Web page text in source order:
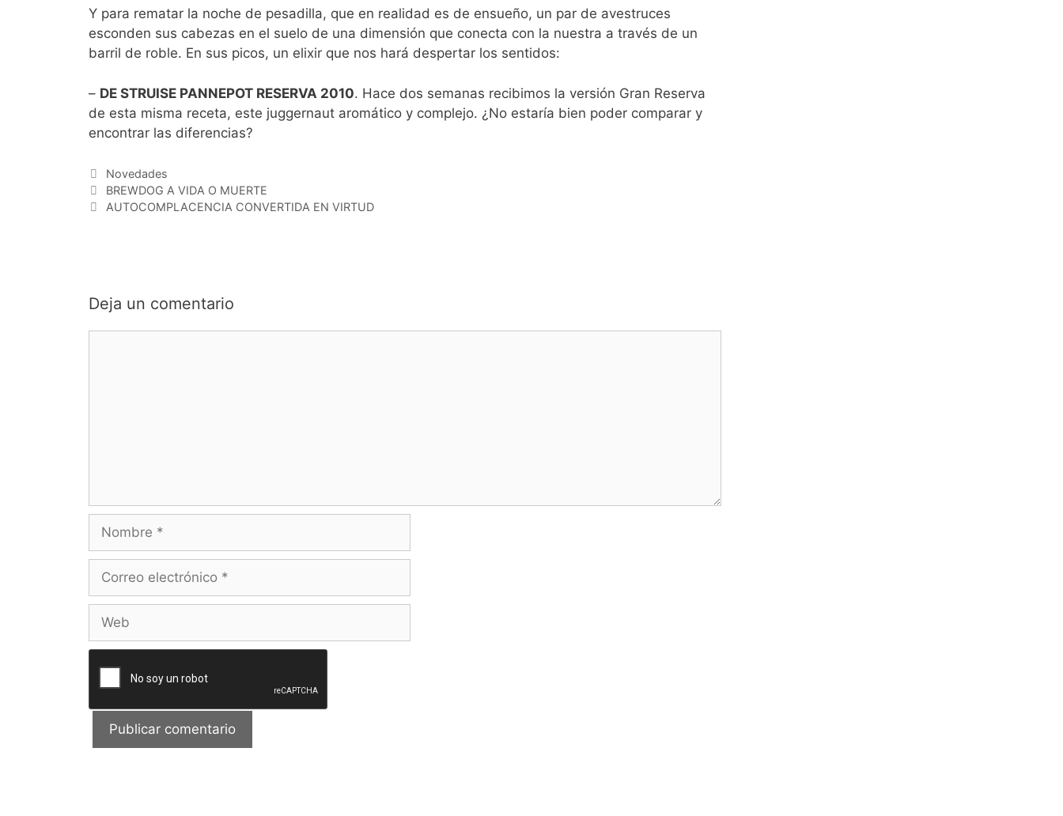
Y para rematar la noche de pesadilla, que en realidad es de ensueño, un par de avestruces
esconden sus cabezas en el suelo de una dimensión que conecta con la nuestra a través de un
barril de roble. En sus picos, un elixir que nos hará despertar los sentidos:
– DE STRUISE PANNEPOT RESERVA 2010. Hace dos semanas recibimos la versión Gran Reserva
de esta misma receta, este juggernaut aromático y complejo. ¿No estaría bien poder comparar y
encontrar las diferencias?
Categorías
Novedades
BREWDOG A VIDA O MUERTE
AUTOCOMPLACENCIA CONVERTIDA EN VIRTUD
Deja un comentario
Nombre
Correo
Web